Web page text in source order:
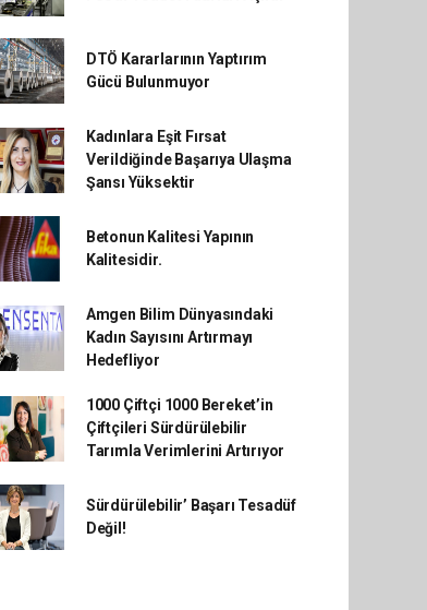
DTÖ Kararlarının Yaptırım
Gücü Bulunmuyor
Kadınlara Eşit Fırsat
Verildiğinde Başarıya Ulaşma
Şansı Yüksektir
Betonun Kalitesi Yapının
Kalitesidir.
Amgen Bilim Dünyasındaki
Kadın Sayısını Artırmayı
Hedefliyor
1000 Çiftçi 1000 Bereket’in
Çiftçileri Sürdürülebilir
Tarımla Verimlerini Artırıyor
Sürdürülebilir’ Başarı Tesadüf
Değil!